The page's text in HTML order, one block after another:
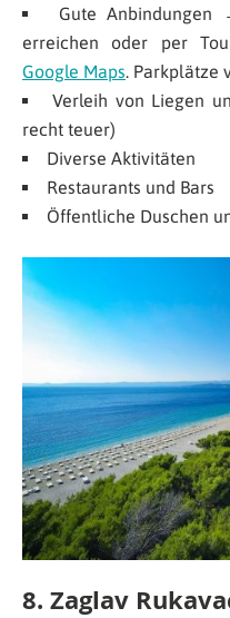
Gute
erreichen oder per
Google Maps . Parkplätze
Verleih von Liegen
recht teuer)
Diverse Aktivitäten
Restaurants und Bars
Öffentliche Duschen
8. Zaglav